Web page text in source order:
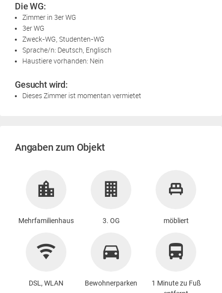
Die WG:
Zimmer in 3er WG
3er WG
Zweck-WG, Studenten-WG
Sprache/n: Deutsch, Englisch
Haustiere vorhanden: Nein
Gesucht wird:
Dieses Zimmer ist momentan vermietet
Angaben zum Objekt
Mehrfamilienhaus 3. OG möbliert
DSL, WLAN Bewohnerparken
1 Minute zu Fuß